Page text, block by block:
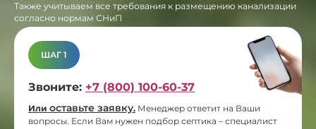
Также учитываем все требования к размещению канализации
согласно нормам СНиП
ШАГ 1
Звоните: +7 (800) 100-60-37
Или оставьте заявку. Менеджер ответит на Ваши
вопросы. Если Вам нужен подбор септика – специалист